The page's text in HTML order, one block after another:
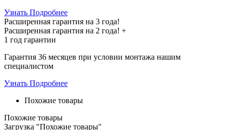
Узнать Подробнее
Расширенная гарантия на 3 года!
Расширенная гарантия на 2 года! +
1 год гарантии
Гарантия 36 месяцев при условии монтажа нашим
специалистом
Узнать Подробнее
Похожие товары
Похожие товары
Загрузка "Похожие товары"